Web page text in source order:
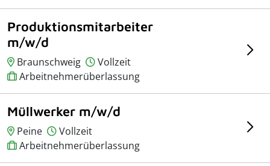
Produktionsmitarbeiter
m/w/d
Braunschweig
Vollzeit
Arbeitnehmerüberlassung
Müllwerker m/w/d
Peine
Vollzeit
Arbeitnehmerüberlassung